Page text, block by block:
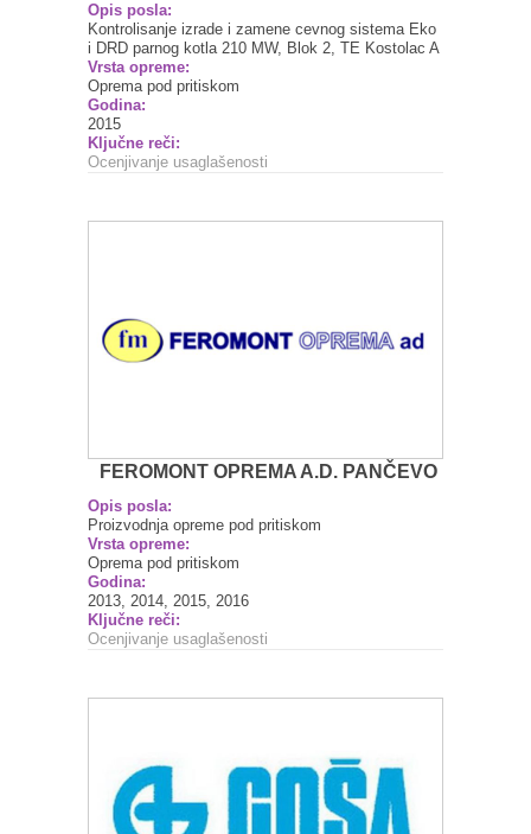
Opis posla:
Kontrolisanje izrade i zamene cevnog sistema Eko
i DRD parnog kotla 210 MW, Blok 2, TE Kostolac A
Vrsta opreme:
Oprema pod pritiskom
Godina:
2015
Ključne reči:
Ocenjivanje usaglašenosti
FEROMONT OPREMA A.D. PANČEVO
Opis posla:
Proizvodnja opreme pod pritiskom
Vrsta opreme:
Oprema pod pritiskom
Godina:
2013, 2014, 2015, 2016
Ključne reči:
Ocenjivanje usaglašenosti